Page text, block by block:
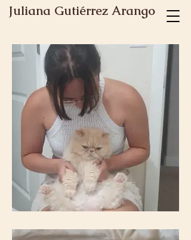
Juliana Gutiérrez Arango